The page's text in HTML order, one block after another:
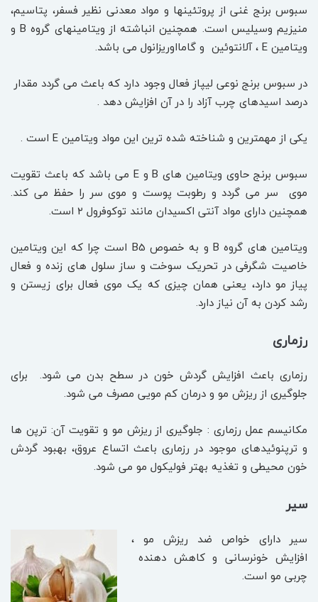
سبوس برنج غنی از پروتئینها و مواد معدنی نظیر فسفر، پتاسیم،
منیزیم وسیلیس است. همچنین انباشته از ویتامینهای گروه B و
ویتامین E ، آلانتوئین و گامااوریزانول می باشد.
در سبوس برنج نوعی لیپاز فعال وجود دارد که باعث می گردد مقدار
درصد اسیدهای چرب آزاد را در آن افزایش دهد .
یکی از مهمترین و شناخته شده ترین این مواد ویتامین E است .
سبوس برنج حاوی ویتامین های B و E می باشد که باعث تقویت
موی سر می گردد و رطوبت پوست و موی سر را حفظ می کند.
همچنین دارای مواد آنتی اکسیدان مانند توکوفرول ۲ است.
ویتامین های گروه B و به خصوص B5 است چرا که این ویتامین
خاصیت شگرفی در تحریک سوخت و ساز سلول های زنده و فعال
پیاز مو دارد، یعنی همان چیزی که یک موی فعال برای زیستن و
رشد کردن به آن نیاز دارد.
رزماری
رزماری باعث افزایش گردش خون در سطح بدن می شود. برای
جلوگیری از ریزش مو و درمان کم مویی مصرف می شود.
مکانیسم عمل رزماری : جلوگیری از ریزش مو و تقویت آن: ترپن ها
و ترپنوئیدهای موجود در رزماری باعث اتساع عروق، بهبود گردش
خون محیطی و تغذیه بهتر فولیکول مو می شود.
سیر
سیر دارای خواص ضد ریزش مو ،
افزایش خونرسانی و کاهش دهنده
چربی مو است.